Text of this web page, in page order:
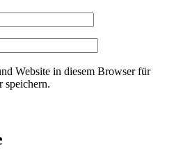
Website in diesem Browser für
speichern.